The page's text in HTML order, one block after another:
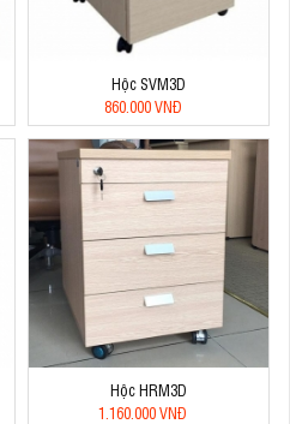
Hộc SVM3D
860.000 VNĐ
Hộc HRM3D
1.160.000 VNĐ